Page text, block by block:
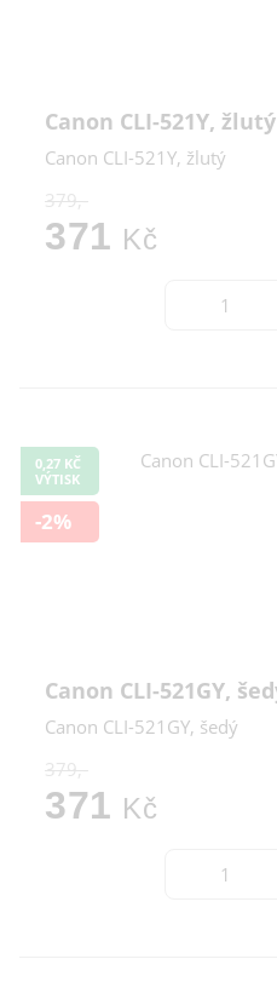
Canon CLI-521Y,
Canon CLI-521Y, žlutý
379,-
371 Kč
0,27 KČ
VÝTISK
-2%
Canon CLI-521GY,
Canon CLI-521GY, šedý
379,-
371 Kč